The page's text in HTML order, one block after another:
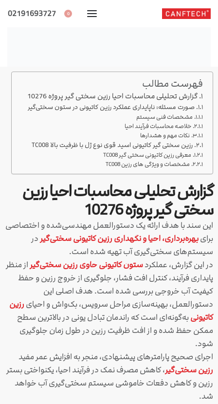
0
02191693727
فهرست مطالب
گزارش تحلیلی محاسبات احیا رزین سختی گیر پروژه 10276
صورت مسئله: ناپایداری عملکرد رزین کاتیونی در ستون سختی‌گیر
مشخصات فنی سیستم
خلاصه محاسبات فرآیند احیا
نکات مهم و هشدارها
رزین سختی گیر کاتیونی اسید قوی نوع ژل با ظرفیت بالا TC008
معرفی رزین کاتیونی سختی گیر TC008
مشخصات و ویژگی های رزین TC008
گزارش تحلیلی محاسبات احیا رزین
سختی گیر پروژه 10276
این سند با هدف ارائه یک دستورالعمل مهندسی‌شده و اختصاصی
برایبهره‌برداری، احیا و نگهداری رزین کاتیونی سختی‌گیر در
سیستم‌های سختی‌گیری آب تهیه شده است.
در این گزارش، عملکردستون کاتیونی حاوی رزین سختی‌گیر از منظر
پایداری فرآیند، کنترل افت فشار، جلوگیری از خروج رزین و حفظ
کیفیت آب خروجی بررسی شده است. هدف اصلی این
دستورالعمل، بهینه‌سازی مراحل سرویس، بک‌واش و احیای رزین
کاتیونیبه‌گونه‌ای است که راندمان تبادل یونی در بالاترین سطح
ممکن حفظ شده و از افت ظرفیت رزین در طول زمان جلوگیری
شود.
اجرای صحیح پارامترهای پیشنهادی، منجر به افزایش عمر مفید
رزین سختی‌گیر، کاهش مصرف نمک در فرآیند احیا، یکنواختی بستر
رزین و کاهش دفعات خاموشی سیستم سختی‌گیری آب خواهد
شد.